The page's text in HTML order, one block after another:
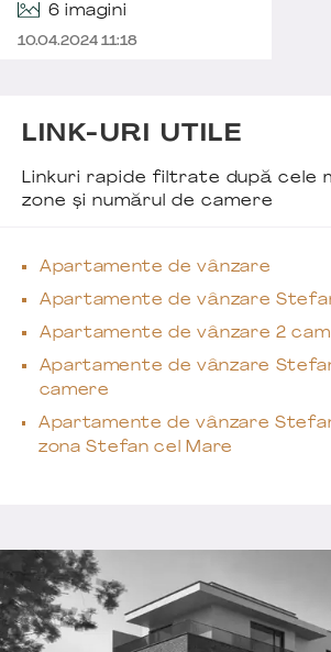
6 imagini
10.04.2024 11:18
LINK-URI UTILE
Linkuri rapide filtrate după cele
zone și numărul de camere
Apartamente de vânzare
Apartamente de vânzare
Apartamente de vânzare 2
Apartamente de vânzare
camere
Apartamente de vânzare
zona Stefan cel Mare